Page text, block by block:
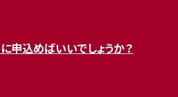
申込めばいいでしょうか？